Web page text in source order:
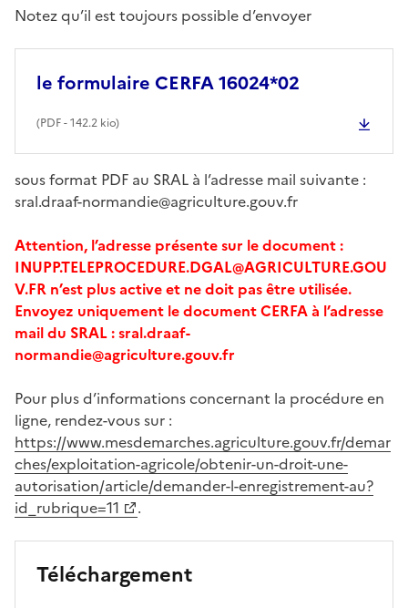
Notez qu’il est toujours possible d’envoyer
le formulaire CERFA 16024*02
(PDF- 142.2 kio)
sous format PDF au SRAL à l’adresse mail suivante :
sral.draaf-normandie@agriculture.gouv.fr
Attention, l’adresse présente sur le document :
INUPP.TELEPROCEDURE.DGAL@AGRICULTURE.GOU
V.FR n’est plus active et ne doit pas être utilisée.
Envoyez uniquement le document CERFA à l’adresse
mail du SRAL : sral.draaf-
normandie@agriculture.gouv.fr
Pour plus d’informations concernant la procédure en
ligne, rendez-vous sur :
https://www.mesdemarches.agriculture.gouv.fr/demar
ches/exploitation-agricole/obtenir-un-droit-une-
autorisation/article/demander-l-enregistrement-au?
id_rubrique=11
.
Téléchargement